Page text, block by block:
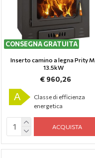
CONSEGNA GRATUITA
Inserto camino a legna Prity M,
13.5kW
€ 960,26
A
Classe di efficienza
energetica
ACQUISTA